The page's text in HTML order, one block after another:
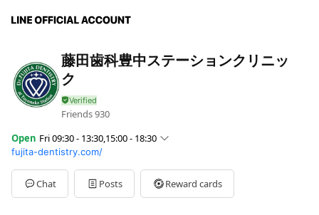
藤田歯科豊中ステーションクリニッ
ク
Friends930
Open Fri 09:30 - 13:30,15:00 - 18:30
Sun09:00 - 14:00
Mon09:30 - 13:30,15:00 - 18:30
Tue09:30 - 13:30,15:00 - 18:30
Wed09:30 - 13:30,15:00 - 18:30
fujita-dentistry.com/
Chat Posts Reward cards